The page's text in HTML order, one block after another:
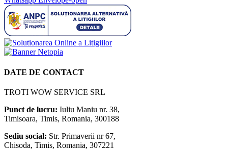
DATE DE CONTACT
TROTI WOW SERVICE SRL
Punct de lucru: Iuliu Maniu nr. 38,
Timisoara, Timis, Romania, 300188
Sediu social: Str. Primaverii nr 67,
Chisoda, Timis, Romania, 307221